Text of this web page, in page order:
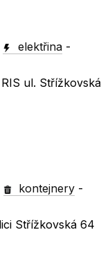
elektřina -
ul. Střížkovská
kontejnery -
Střížkovská 64